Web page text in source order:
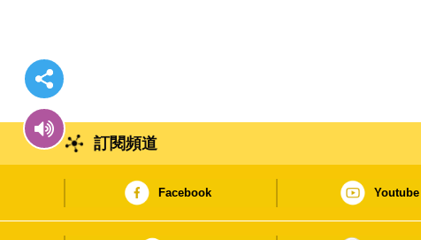
訂閱頻道
Facebook Youtube